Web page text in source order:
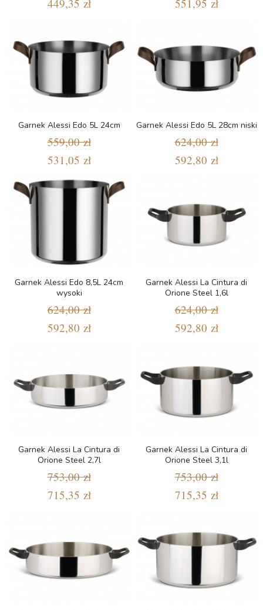
449,35 zł 551,95 zł
Garnek Alessi Edo 5L 24cm
559,00 zł
531,05 zł
Garnek Alessi Edo 5L 28cm niski
624,00 zł
592,80 zł
Garnek Alessi Edo 8,5L 24cm
wysoki
624,00 zł
592,80 zł
Garnek Alessi La Cintura di
Orione Steel 1,6l
624,00 zł
592,80 zł
Garnek Alessi La Cintura di
Orione Steel 2,7l
753,00 zł
715,35 zł
Garnek Alessi La Cintura di
Orione Steel 3,1l
753,00 zł
715,35 zł